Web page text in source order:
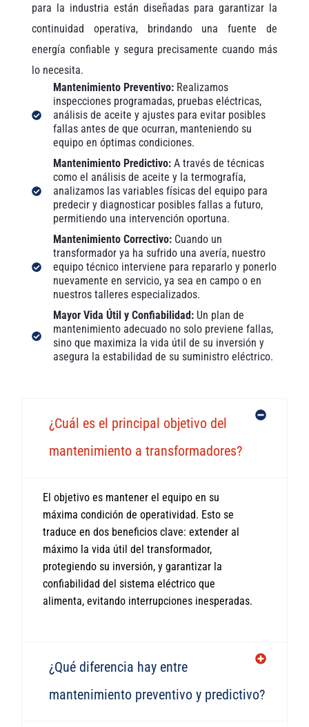
para la industria están diseñadas para garantizar la
continuidad operativa, brindando una fuente de
energía confiable y segura precisamente cuando más
lo necesita.
Mantenimiento Preventivo:Realizamos
inspecciones programadas, pruebas eléctricas,
análisis de aceite y ajustes para evitar posibles
fallas antes de que ocurran, manteniendo su
equipo en óptimas condiciones.
Mantenimiento Predictivo:A través de técnicas
como el análisis de aceite y la termografía,
analizamos las variables físicas del equipo para
predecir y diagnosticar posibles fallas a futuro,
permitiendo una intervención oportuna.
Mantenimiento Correctivo:Cuando un
transformador ya ha sufrido una avería, nuestro
equipo técnico interviene para repararlo y ponerlo
nuevamente en servicio, ya sea en campo o en
nuestros talleres especializados.
Mayor Vida Útil y Confiabilidad:Un plan de
mantenimiento adecuado no solo previene fallas,
sino que maximiza la vida útil de su inversión y
asegura la estabilidad de su suministro eléctrico.
¿Cuál es el principal objetivo del
mantenimiento a transformadores?
El objetivo es mantener el equipo en su
máxima condición de operatividad. Esto se
traduce en dos beneficios clave: extender al
máximo la vida útil del transformador,
protegiendo su inversión, y garantizar la
confiabilidad del sistema eléctrico que
alimenta, evitando interrupciones inesperadas.
¿Qué diferencia hay entre
mantenimiento preventivo y predictivo?